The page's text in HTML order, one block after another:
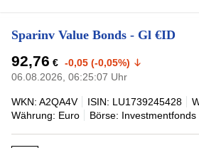
Sparinv Value Bonds - Gl €ID
92,76 € -0,05 (-0,05%)
06.08.2026, 06:25:07 Uhr
WKN: A2QA4V ISIN: LU1739245428
Währung: Euro
Börse: Investmentfonds